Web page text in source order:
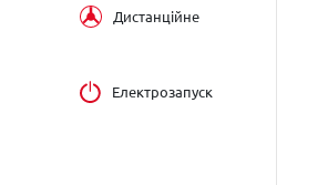
Дистанційне
Електрозапуск